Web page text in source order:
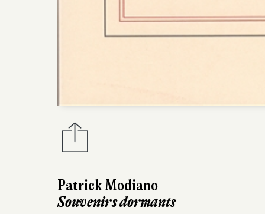
Patrick Modiano
Nos débuts dans la vie